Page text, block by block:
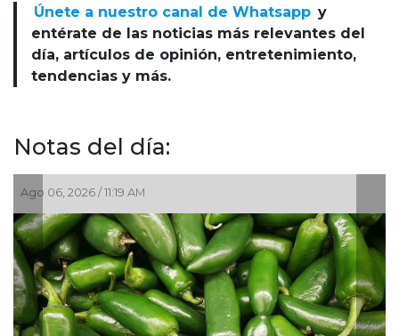
Únete a nuestro canal de Whatsapp y
entérate de las noticias más relevantes del
día, artículos de opinión, entretenimiento,
tendencias y más.
Notas del día:
/ 11:19 AM